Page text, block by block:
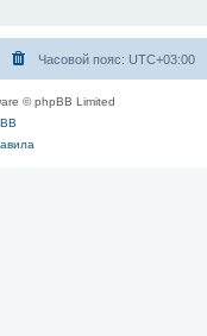
Часовой пояс: UTC+03:00
© phpBB Limited